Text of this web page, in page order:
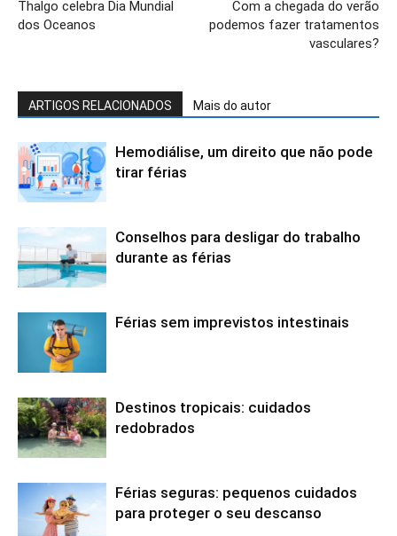
Thalgo celebra Dia Mundial
dos Oceanos
Com a chegada do verão
podemos fazer tratamentos
vasculares?
ARTIGOS RELACIONADOS Mais do autor
Hemodiálise, um direito que não pode
tirar férias
Conselhos para desligar do trabalho
durante as férias
Férias sem imprevistos intestinais
Destinos tropicais: cuidados
redobrados
Férias seguras: pequenos cuidados
para proteger o seu descanso